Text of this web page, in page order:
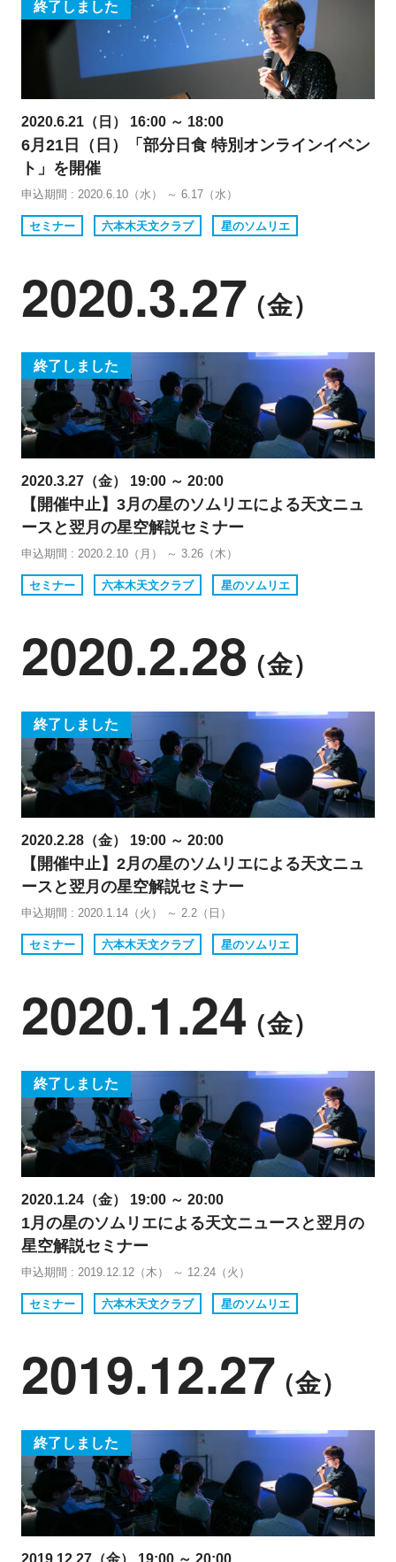
終了しました
2020.6.21（日） 16:00 ～ 18:00
6月21日（日）「部分日食 特別オンラインイベン
ト」を開催
申込期間 : 2020.6.10（水） ～ 6.17（水）
セミナー 六本木天文クラブ 星のソムリエ
2020.3.27（金）
終了しました
2020.3.27（金） 19:00 ～ 20:00
【開催中止】3月の星のソムリエによる天文ニュ
ースと翌月の星空解説セミナー
申込期間 : 2020.2.10（月） ～ 3.26（木）
セミナー 六本木天文クラブ 星のソムリエ
2020.2.28（金）
終了しました
2020.2.28（金） 19:00 ～ 20:00
【開催中止】2月の星のソムリエによる天文ニュ
ースと翌月の星空解説セミナー
申込期間 : 2020.1.14（火） ～ 2.2（日）
セミナー 六本木天文クラブ 星のソムリエ
2020.1.24（金）
終了しました
2020.1.24（金） 19:00 ～ 20:00
1月の星のソムリエによる天文ニュースと翌月の
星空解説セミナー
申込期間 : 2019.12.12（木） ～ 12.24（火）
セミナー 六本木天文クラブ 星のソムリエ
2019.12.27（金）
終了しました